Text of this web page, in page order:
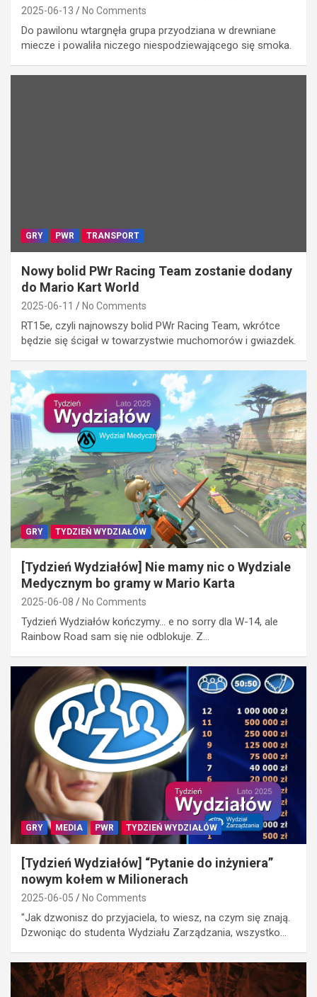
2025-06-13 No Comments
Do pawilonu wtargnęła grupa przyodziana w drewniane
miecze i powaliła niczego niespodziewającego się smoka.
GRY PWR TRANSPORT
Nowy bolid PWr Racing Team zostanie dodany
do Mario Kart World
2025-06-11 No Comments
RT15e, czyli najnowszy bolid PWr Racing Team, wkrótce
będzie się ścigał w towarzystwie muchomorów i gwiazdek.
GRY TYDZIEŃ WYDZIAŁÓW
[Tydzień Wydziałów] Nie mamy nic o Wydziale
Medycznym bo gramy w Mario Karta
2025-06-08 No Comments
Tydzień Wydziałów kończymy... e no sorry dla W-14, ale
Rainbow Road sam się nie odblokuje. Z…
GRY MEDIA PWR TYDZIEŃ WYDZIAŁÓW
[Tydzień Wydziałów] “Pytanie do inżyniera”
nowym kołem w Milionerach
2025-06-05 No Comments
"Jak dzwonisz do przyjaciela, to wiesz, na czym się znają.
Dzwoniąc do studenta Wydziału Zarządzania, wszystko…